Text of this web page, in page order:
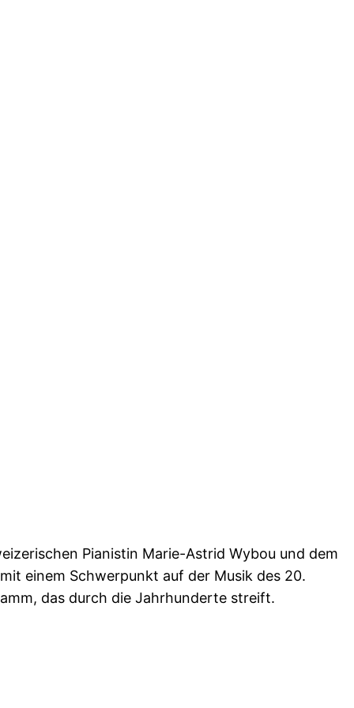
Pianistin Marie-Astrid Wybou und dem
einem Schwerpunkt auf der Musik des 20.
das durch die Jahrhunderte streift.